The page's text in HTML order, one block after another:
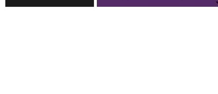
50% 16. The Killing Moon (Echo &